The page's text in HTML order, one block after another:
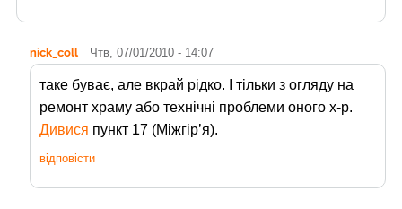
nick_coll Чтв, 07/01/2010 - 14:07
таке буває, але вкрай рідко. І тільки з огляду на
ремонт храму або технічні проблеми оного х-р.
Дивися пункт 17 (Міжгір’я).
відповісти